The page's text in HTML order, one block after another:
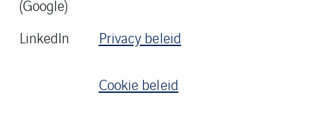
(Google)
LinkedIn
Privacy beleid
Cookie beleid